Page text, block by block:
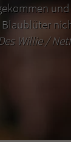
Willie /